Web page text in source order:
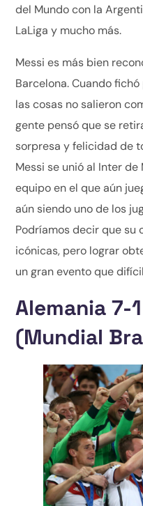
del Mundo con la
LaLiga y mucho más.
Messi es más bien
Barcelona. Cuando
las cosas no salieron
gente pensó que se
sorpresa y felicidad de
Messi se unió al Inter
equipo en el que aún
aún siendo uno de los
Podríamos decir que su
icónicas, pero lograr
un gran evento que
Alemania 7-
(Mundial